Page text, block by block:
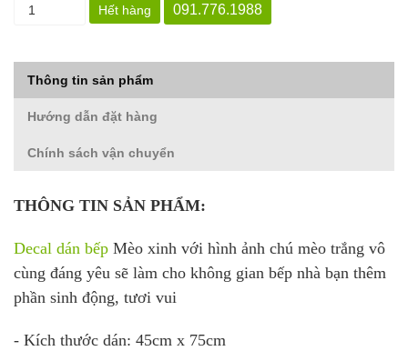
Hết hàng 091.776.1988
Thông tin sản phẩm
Hướng dẫn đặt hàng
Chính sách vận chuyển
THÔNG TIN SẢN PHẨM:
Decal dán bếp Mèo xinh với hình ảnh chú mèo trắng vô
cùng đáng yêu sẽ làm cho không gian bếp nhà bạn thêm
phần sinh động, tươi vui
- Kích thước dán: 45cm x 75cm